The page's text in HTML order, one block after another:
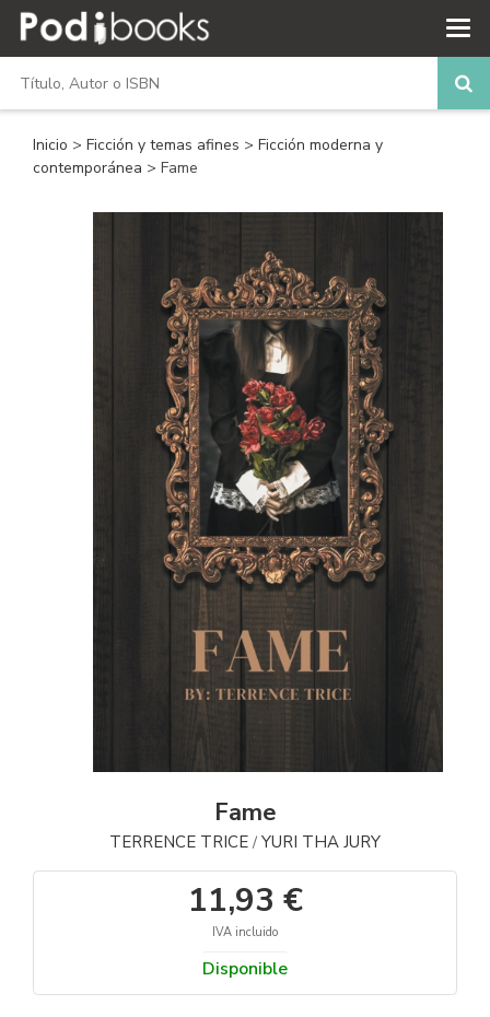
Inicio > Ficción y temas afines > Ficción moderna y
contemporánea > Fame
Fame
TERRENCE TRICE / YURI THA JURY
11,93 €
IVA incluido
Disponible